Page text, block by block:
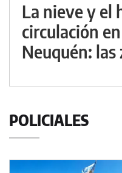
La nieve y el
circulación
Neuquén:
POLICIALES